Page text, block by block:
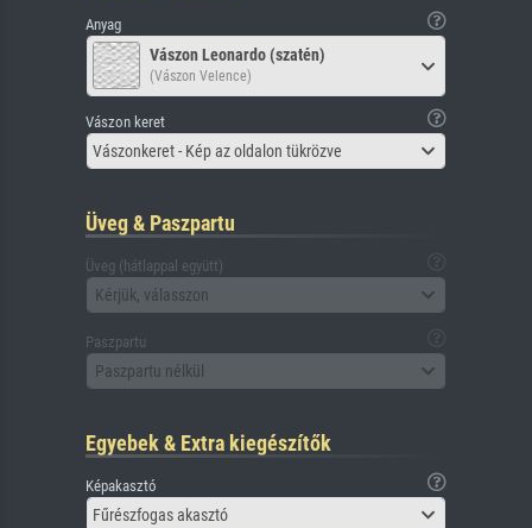
Anyag
Vászon Leonardo (szatén)
(Vászon Velence)
Vászon keret
Vászonkeret - Kép az oldalon tükrözve
Üveg & Paszpartu
Üveg (hátlappal együtt)
Kérjük, válasszon
Paszpartu
Paszpartu nélkül
Egyebek & Extra kiegészítők
Képakasztó
Fűrészfogas akasztó